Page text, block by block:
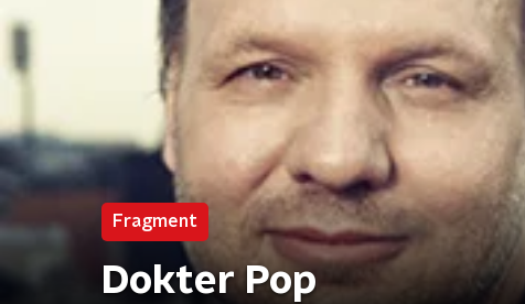
Fragment
Dokter Pop